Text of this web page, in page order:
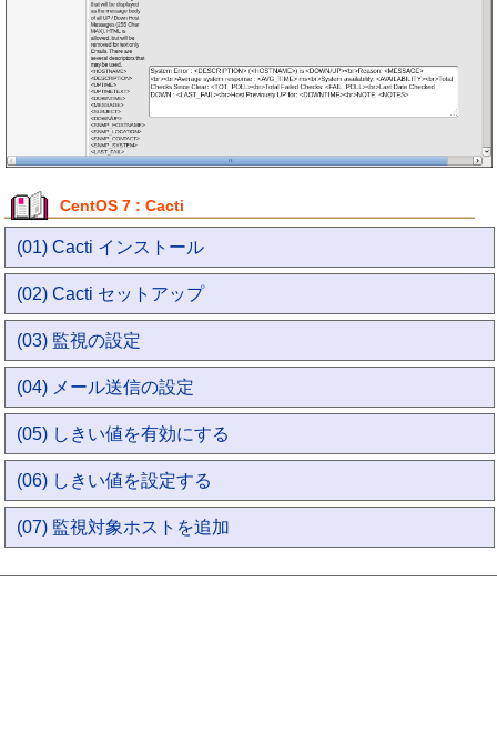
CentOS 7 : Cacti
(01) Cacti インストール
(02) Cacti セットアップ
(03) 監視の設定
(04) メール送信の設定
(05) しきい値を有効にする
(06) しきい値を設定する
(07) 監視対象ホストを追加